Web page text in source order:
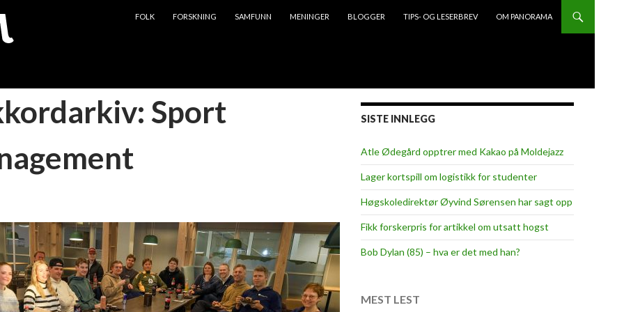
FOLK
FORSKNING SAMFUNN MENINGER BLOGGER TIPS- OG LESERBREV OM PANORAMA
Sport
SISTE INNLEGG
Atle Ødegård opptrer med Kakao på Moldejazz
Lager kortspill om logistikk for studenter
Høgskoledirektør Øyvind Sørensen har sagt opp
Fikk forskerpris for artikkel om utsatt hogst
Bob Dylan (85) – hva er det med han?
MEST LEST